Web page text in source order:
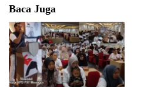
Baca Juga